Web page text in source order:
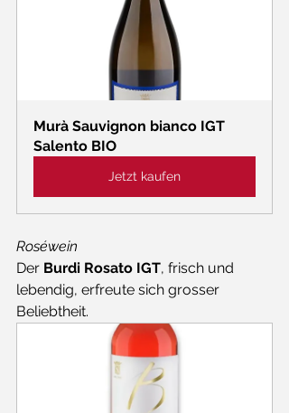
Murà Sauvignon bianco IGT
Salento BIO
Jetzt kaufen
Roséwein
Der Burdi Rosato IGT, frisch und
lebendig, erfreute sich grosser
Beliebtheit.